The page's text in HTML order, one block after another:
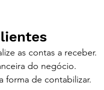
as contas a receber.
do negócio.
forma de contabilizar.